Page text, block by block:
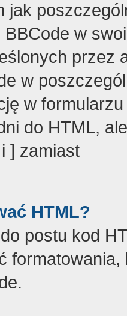
jak
w
przez
w
w
do HTML,
] zamiast
HTML?
postu kod